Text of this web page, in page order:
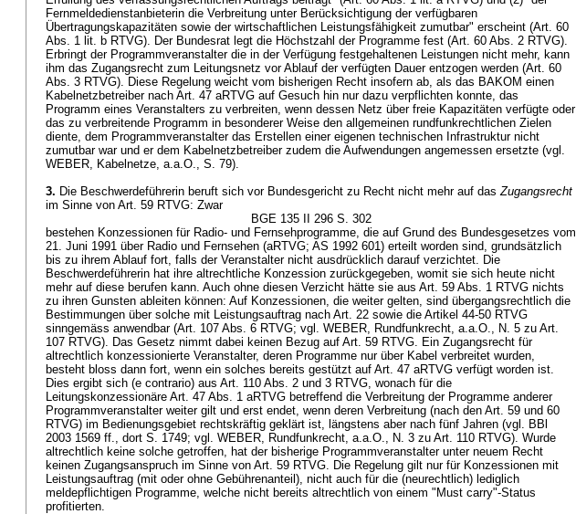
Fernmeldedienstanbieterin die Verbreitung unter Berücksichtigung der verfügbaren
Übertragungskapazitäten sowie der wirtschaftlichen Leistungsfähigkeit zumutbar" erscheint (Art. 60
Abs. 1 lit. b RTVG). Der Bundesrat legt die Höchstzahl der Programme fest (Art. 60 Abs. 2 RTVG).
Erbringt der Programmveranstalter die in der Verfügung festgehaltenen Leistungen nicht mehr, kann
ihm das Zugangsrecht zum Leitungsnetz vor Ablauf der verfügten Dauer entzogen werden (Art. 60
Abs. 3 RTVG). Diese Regelung weicht vom bisherigen Recht insofern ab, als das BAKOM einen
Kabelnetzbetreiber nach Art. 47 aRTVG auf Gesuch hin nur dazu verpflichten konnte, das
Programm eines Veranstalters zu verbreiten, wenn dessen Netz über freie Kapazitäten verfügte oder
das zu verbreitende Programm in besonderer Weise den allgemeinen rundfunkrechtlichen Zielen
diente, dem Programmveranstalter das Erstellen einer eigenen technischen Infrastruktur nicht
zumutbar war und er dem Kabelnetzbetreiber zudem die Aufwendungen angemessen ersetzte (vgl.
WEBER, Kabelnetze, a.a.O., S. 79).
3. Die Beschwerdeführerin beruft sich vor Bundesgericht zu Recht nicht mehr auf dasZugangsrecht
im Sinne von Art. 59 RTVG: Zwar
BGE 135 II 296 S. 302
bestehen Konzessionen für Radio- und Fernsehprogramme, die auf Grund des Bundesgesetzes vom
21. Juni 1991 über Radio und Fernsehen (aRTVG; AS 1992 601) erteilt worden sind, grundsätzlich
bis zu ihrem Ablauf fort, falls der Veranstalter nicht ausdrücklich darauf verzichtet. Die
Beschwerdeführerin hat ihre altrechtliche Konzession zurückgegeben, womit sie sich heute nicht
mehr auf diese berufen kann. Auch ohne diesen Verzicht hätte sie aus Art. 59 Abs. 1 RTVG nichts
zu ihren Gunsten ableiten können: Auf Konzessionen, die weiter gelten, sind übergangsrechtlich die
Bestimmungen über solche mit Leistungsauftrag nach Art. 22 sowie die Artikel 44-50 RTVG
sinngemäss anwendbar (Art. 107 Abs. 6 RTVG; vgl. WEBER, Rundfunkrecht, a.a.O., N. 5 zu Art.
107 RTVG). Das Gesetz nimmt dabei keinen Bezug auf Art. 59 RTVG. Ein Zugangsrecht für
altrechtlich konzessionierte Veranstalter, deren Programme nur über Kabel verbreitet wurden,
besteht bloss dann fort, wenn ein solches bereits gestützt auf Art. 47 aRTVG verfügt worden ist.
Dies ergibt sich (e contrario) aus Art. 110 Abs. 2 und 3 RTVG, wonach für die
Leitungskonzessionäre Art. 47 Abs. 1 aRTVG betreffend die Verbreitung der Programme anderer
Programmveranstalter weiter gilt und erst endet, wenn deren Verbreitung (nach den Art. 59 und 60
RTVG) im Bedienungsgebiet rechtskräftig geklärt ist, längstens aber nach fünf Jahren (vgl. BBl
2003 1569 ff., dort S. 1749; vgl. WEBER, Rundfunkrecht, a.a.O., N. 3 zu Art. 110 RTVG). Wurde
altrechtlich keine solche getroffen, hat der bisherige Programmveranstalter unter neuem Recht
keinen Zugangsanspruch im Sinne von Art. 59 RTVG. Die Regelung gilt nur für Konzessionen mit
Leistungsauftrag (mit oder ohne Gebührenanteil), nicht auch für die (neurechtlich) lediglich
meldepflichtigen Programme, welche nicht bereits altrechtlich von einem "Must carry"-Status
profitierten.